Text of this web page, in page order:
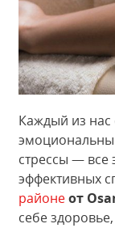
Каждый из нас
стрессы — все
эффективных
районеот
себе